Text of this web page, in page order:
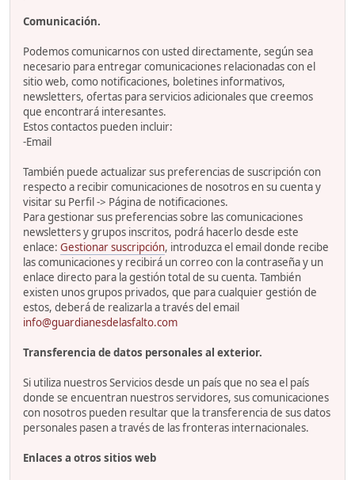
Comunicación.
Podemos comunicarnos con usted directamente, según sea
necesario para entregar comunicaciones relacionadas con el
sitio web, como notificaciones, boletines informativos,
newsletters, ofertas para servicios adicionales que creemos
que encontrará interesantes.
Estos contactos pueden incluir:
-Email
También puede actualizar sus preferencias de suscripción con
respecto a recibir comunicaciones de nosotros en su cuenta y
visitar su Perfil -> Página de notificaciones.
Para gestionar sus preferencias sobre las comunicaciones
newsletters y grupos inscritos, podrá hacerlo desde este
enlace: Gestionar suscripción, introduzca el email donde recibe
las comunicaciones y recibirá un correo con la contraseña y un
enlace directo para la gestión total de su cuenta. También
existen unos grupos privados, que para cualquier gestión de
estos, deberá de realizarla a través del email
info@guardianesdelasfalto.com
Transferencia de datos personales al exterior.
Si utiliza nuestros Servicios desde un país que no sea el país
donde se encuentran nuestros servidores, sus comunicaciones
con nosotros pueden resultar que la transferencia de sus datos
personales pasen a través de las fronteras internacionales.
Enlaces a otros sitios web